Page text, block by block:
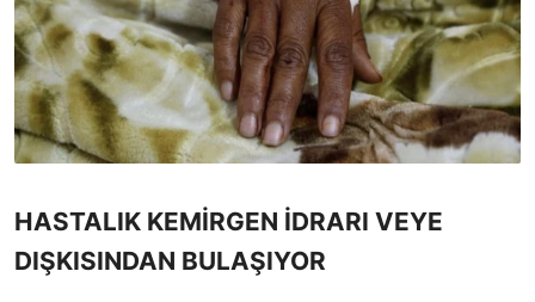
HASTALIK KEMİRGEN İDRARI VEYE
DIŞKISINDAN BULAŞIYOR